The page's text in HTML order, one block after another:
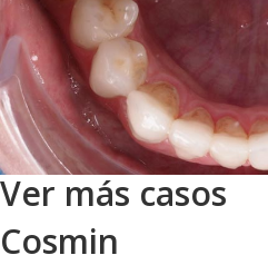
Ver más casos
Cosmin